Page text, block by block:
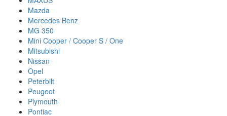
Mazda
Mercedes Benz
MG 350
Mini Cooper / Cooper S / One
Mitsubishi
Nissan
Opel
Peterbilt
Peugeot
Plymouth
Pontiac